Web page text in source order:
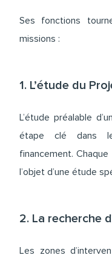
Ses fonctions
missions :
1. L’étude du
L’étude préalable
étape clé dans
financement.
l’objet d’une étude
2. La recherche
Les zones